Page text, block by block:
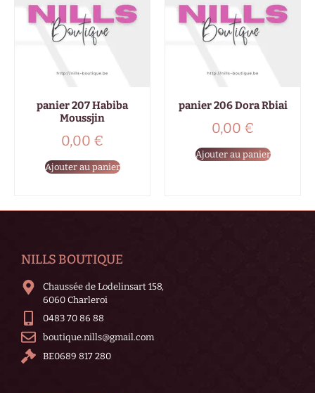
panier 207 Habiba
Moussjin
0,00 €
Ajouter au panier
panier 206 Dora Rbiai
0,00 €
Ajouter au panier
NILLS BOUTIQUE
Chaussée de Lodelinsart 158,
6060 Charleroi
0483 70 86 88
boutique.nills@gmail.com
BE0689 817 280